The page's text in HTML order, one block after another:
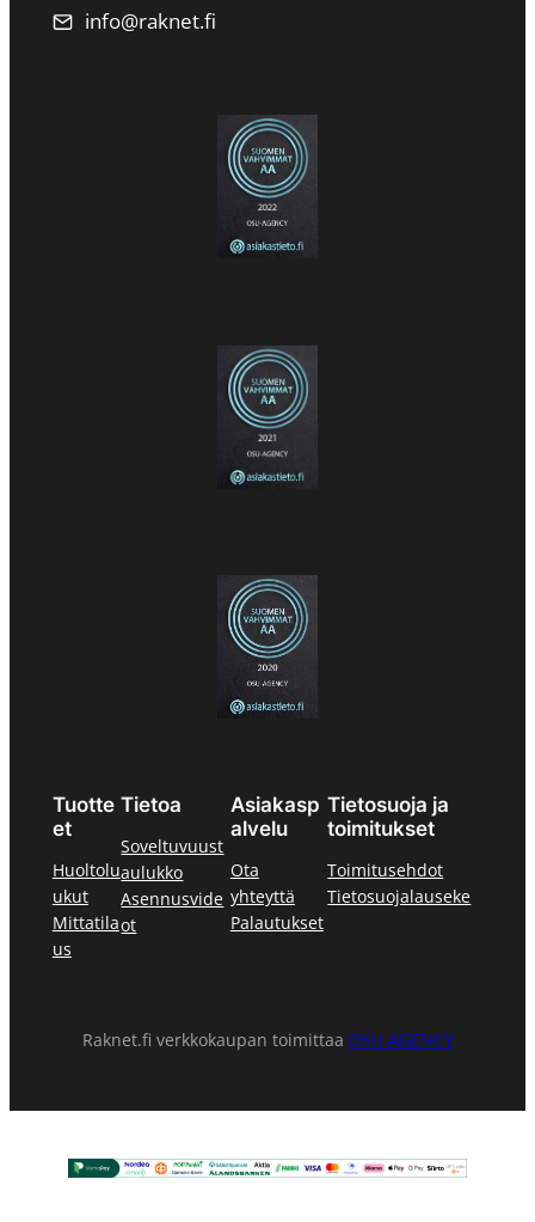
info@raknet.fi
Tuotte
et
Huoltolu
ukut
Mittatila
us
Tietoa
Soveltuvuust
aulukko
Asennusvide
ot
Asiakasp
alvelu
Ota
yhteyttä
Palautukset
Tietosuoja ja
toimitukset
Toimitusehdot
Tietosuojalauseke
Raknet.fi verkkokaupan toimittaa OSU AGENCY